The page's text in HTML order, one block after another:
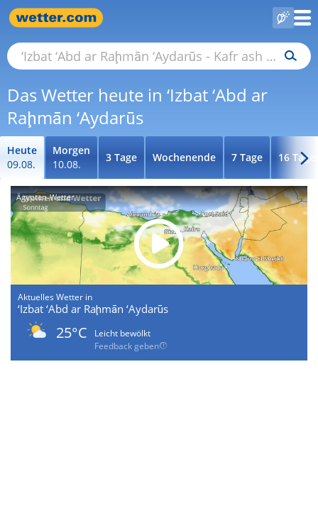
Das Wetter heute in ‘Izbat ‘Abd ar
Raḩmān ‘Aydarūs
Heute
09.08.
Morgen
10.08.
3 Tage Wochenende 7 Tage 16 Tage
Ägypten-Wetter
Aktuelles Wetter in
‘Izbat ‘Abd ar Raḩmān ‘Aydarūs
25°C
Leicht bewölkt
Feedback geben